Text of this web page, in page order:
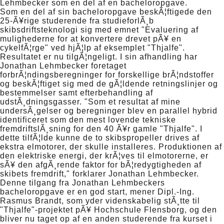
Lehmbecker som en del af en bacheloropgave.
Som en del af sin bacheloropgave beskÃ¦ftigede den
25-Ã¥rige studerende fra studieforlÃ¸b
skibsdriftsteknologi sig med emnet "Evaluering af
mulighederne for at konvertere drevet pÃ¥ en
cykelfÃ¦rge" ved hjÃ¦lp af eksemplet "Thjalfe".
Resultatet er nu tilgÃ¦ngeligt. I sin afhandling har
Jonathan Lehmbecker foretaget
forbrÃ¦ndingsberegninger for forskellige brÃ¦ndstoffer
og beskÃ¦ftiget sig med de gÃ¦ldende retningslinjer og
bestemmelser samt efterbehandling af
udstÃ¸dningsgasser. "Som et resultat af mine
undersÃ¸gelser og beregninger blev en parallel hybrid
identificeret som den mest lovende tekniske
fremdriftslÃ¸sning for den 40 Ã¥r gamle "Thjalfe". I
dette tilfÃ¦lde kunne de to skibspropeller drives af
ekstra elmotorer, der skulle installeres. Produktionen af
den elektriske energi, der krÃ¦ves til elmotorerne, er
sÃ¥ den afgÃ¸rende faktor for bÃ¦redygtigheden af
skibets fremdrift," forklarer Jonathan Lehmbecker.
Denne tilgang fra Jonathan Lehmbeckers
bacheloropgave er en god start, mener Dipl.-Ing.
Rasmus Brandt, som yder videnskabelig stÃ¸tte til
"Thjalfe"-projektet pÃ¥ Hochschule Flensborg, og den
bliver nu taget op af en anden studerende fra kurset i